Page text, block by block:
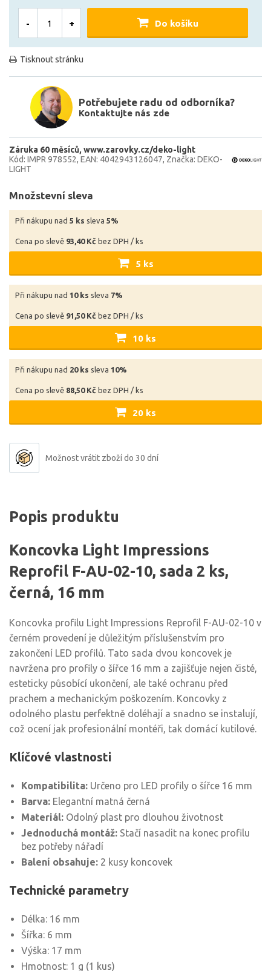
- + Do košíku
Tisknout stránku
Potřebujete radu od odborníka?
Kontaktujte nás zde
Záruka 60 měsíců www.zarovky.cz/deko-light
Kód: IMPR 978552 EAN: 4042943126047 Značka: DEKO-
LIGHT
Množstevní sleva
Při nákupu nad 5 ks sleva 5%
Cena po slevě 93,40 Kč bez DPH / ks
5 ks
Při nákupu nad 10 ks sleva 7%
Cena po slevě 91,50 Kč bez DPH / ks
10 ks
Při nákupu nad 20 ks sleva 10%
Cena po slevě 88,50 Kč bez DPH / ks
20 ks
Možnost vrátit zboží do 30 dní
Popis produktu
Koncovka Light Impressions
Reprofil F-AU-02-10, sada 2 ks,
černá, 16 mm
Koncovka profilu Light Impressions Reprofil F-AU-02-10 v
černém provedení je důležitým příslušenstvím pro
zakončení LED profilů. Tato sada dvou koncovek je
navržena pro profily o šířce 16 mm a zajišťuje nejen čisté,
esteticky působící ukončení, ale také ochranu před
prachem a mechanickým poškozením. Koncovky z
odolného plastu perfektně doléhají a snadno se instalují,
což ocení jak profesionální montéři, tak domácí kutilové.
Klíčové vlastnosti
Kompatibilita: Určeno pro LED profily o šířce 16 mm
Barva: Elegantní matná černá
Materiál: Odolný plast pro dlouhou životnost
Jednoduchá montáž: Stačí nasadit na konec profilu
bez potřeby nářadí
Balení obsahuje: 2 kusy koncovek
Technické parametry
Délka: 16 mm
Šířka: 6 mm
Výška: 17 mm
Hmotnost: 1 g (1 kus)